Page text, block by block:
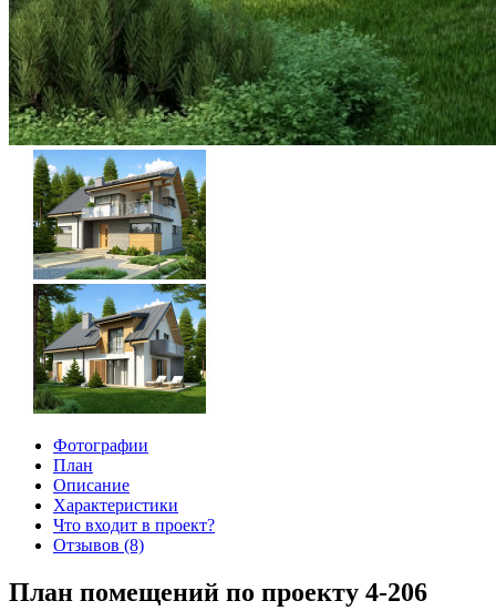
Фотографии
План
Описание
Характеристики
Что входит в проект?
Отзывов (8)
План помещений по проекту 4-206